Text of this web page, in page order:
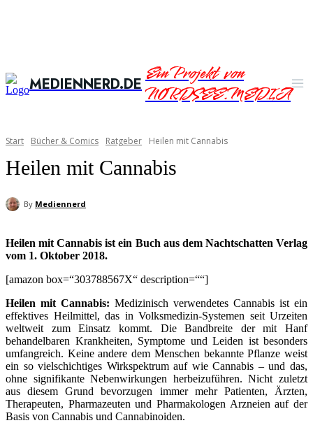
MEDIENNERD.DEEin Projekt von
NORDSEE.MEDIA
Start Bücher & Comics Ratgeber Heilen mit Cannabis
Heilen mit Cannabis
By Mediennerd
Heilen mit Cannabis ist ein Buch aus dem Nachtschatten Verlag
vom 1. Oktober 2018.
[amazon box=“303788567X“ description=““]
Heilen mit Cannabis: Medizinisch verwendetes Cannabis ist ein
effektives Heilmittel, das in Volksmedizin-Systemen seit Urzeiten
weltweit zum Einsatz kommt. Die Bandbreite der mit Hanf
behandelbaren Krankheiten, Symptome und Leiden ist besonders
umfangreich. Keine andere dem Menschen bekannte Pflanze weist
ein so vielschichtiges Wirkspektrum auf wie Cannabis – und das,
ohne signifikante Nebenwirkungen herbeizuführen. Nicht zuletzt
aus diesem Grund bevorzugen immer mehr Patienten, Ärzten,
Therapeuten, Pharmazeuten und Pharmakologen Arzneien auf der
Basis von Cannabis und Cannabinoiden.